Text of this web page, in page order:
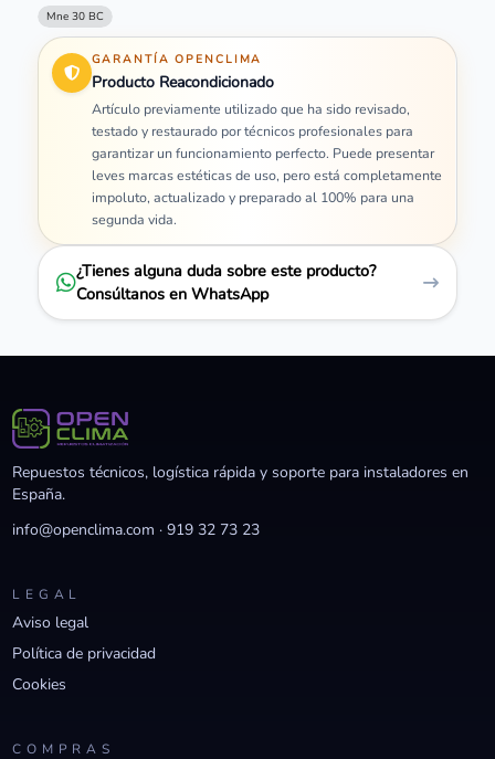
Mne 30 BC
GARANTÍA OPENCLIMA
Producto Reacondicionado
Artículo previamente utilizado que ha sido revisado,
testado y restaurado por técnicos profesionales para
garantizar un funcionamiento perfecto. Puede presentar
leves marcas estéticas de uso, pero está completamente
impoluto, actualizado y preparado al 100% para una
segunda vida.
¿Tienes alguna duda sobre este producto?
Consúltanos en WhatsApp
Repuestos técnicos, logística rápida y soporte para instaladores en
España.
info@openclima.com ·919 32 73 23
LEGAL
Aviso legal
Política de privacidad
Cookies
COMPRAS